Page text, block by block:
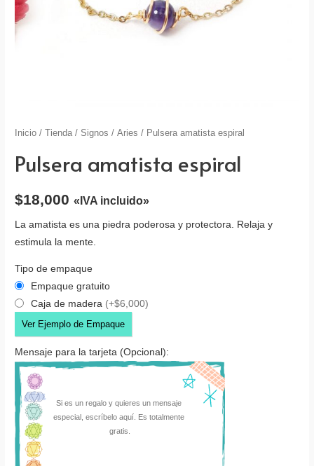
Inicio / Tienda / Signos /Aries / Pulsera amatista espiral
Pulsera amatista espiral
$18,000 «IVA incluido»
La amatista es una piedra poderosa y protectora. Relaja y
estimula la mente.
Tipo de empaque
Empaque gratuito
Caja de madera (+$6,000)
Ver Ejemplo de Empaque
Mensaje para la tarjeta (Opcional):